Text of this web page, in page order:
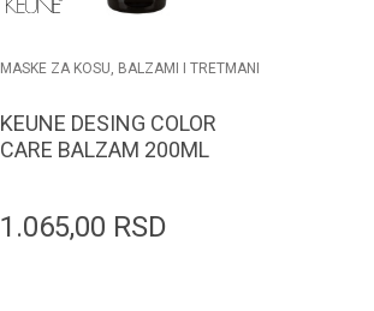
MASKE ZA KOSU, BALZAMI I TRETMANI
KEUNE DESING COLOR
CARE BALZAM 200ML
1.065,00 RSD